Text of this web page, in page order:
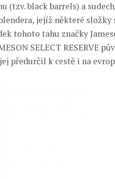
black barrels) a sudech
jejíž některé složky
tohoto tahu značky
SELECT RESERVE
předurčil k cestě i na